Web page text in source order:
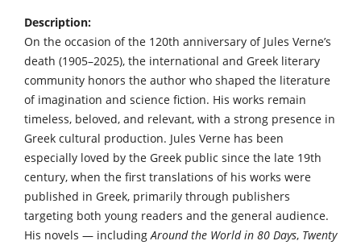
Description:
On the occasion of the 120th anniversary of Jules Verne’s
death (1905–2025), the international and Greek literary
community honors the author who shaped the literature
of imagination and science fiction. His works remain
timeless, beloved, and relevant, with a strong presence in
Greek cultural production. Jules Verne has been
especially loved by the Greek public since the late 19th
century, when the first translations of his works were
published in Greek, primarily through publishers
targeting both young readers and the general audience.
His novels — includingAround the World in 80 Days, Twenty